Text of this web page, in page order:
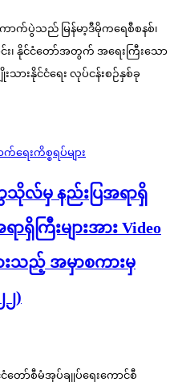
က်ပွဲသည် မြန်မာ့ဒီမိုကရေစီစနစ်၊
င်း၊ နိုင်ငံတော်အတွက် အရေးကြီးသော
သားနိုင်ငံရေး လုပ်ငန်းစဉ်နှစ်ခု
းကိစ္စရပ်များ
လ်မှ နည်းပြအရာရှိ
ရှိကြီးများအား Video
ြားသည့် အမှာစကားမှ
၂)
ော်စီမံအုပ်ချုပ်ရေးကောင်စီ